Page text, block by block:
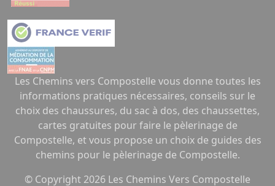
Les Chemins vers Compostelle vous donne toutes les
informations pratiques nécessaires, conseils sur le
choix des chaussures, du sac à dos, des chaussettes,
cartes gratuites pour faire le pèlerinage de
Compostelle, et vous propose un choix de guides des
chemins pour le pèlerinage de Compostelle.
© Copyright 2026 Les Chemins Vers Compostelle